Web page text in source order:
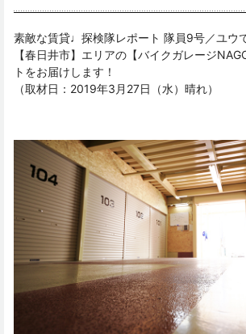
素敵な賃貸♩探検隊レポート 隊員9号／ユウ
【春日井市】エリアの【バイクガレージ
トをお届けします！
（取材日：2019年3月27日（水）晴れ）